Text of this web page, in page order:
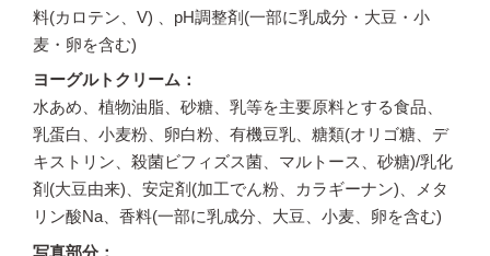
料(カロテン、V) 、pH調整剤(一部に乳成分・大豆・小
麦・卵を含む)
ヨーグルトクリーム
水あめ、植物油脂、砂糖、乳等を主要原料とする食品、
乳蛋白、小麦粉、卵白粉、有機豆乳、糖類(オリゴ糖、デ
キストリン、殺菌ビフィズス菌、マルトース、砂糖)/乳化
剤(大豆由来)、安定剤(加工でん粉、カラギーナン)、メタ
リン酸Na、香料(一部に乳成分、大豆、小麦、卵を含む)
写真部分